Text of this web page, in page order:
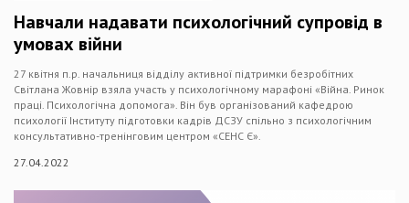
Навчали надавати психологічний супровід в
умовах війни
27 квітня п.р. начальниця відділу активної підтримки безробітних
Світлана Жовнір взяла участь у психологічному марафоні «Війна. Ринок
праці. Психологічна допомога». Він був організований кафедрою
психології Інституту підготовки кадрів ДСЗУ спільно з психологічним
консультативно-тренінговим центром «СЕНС Є».
27.04.2022